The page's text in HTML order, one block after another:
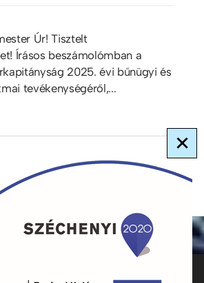
Úr! Tisztelt
Írásos beszámolómban a
2025. évi bűnügyi és
tevékenységéről,...
×